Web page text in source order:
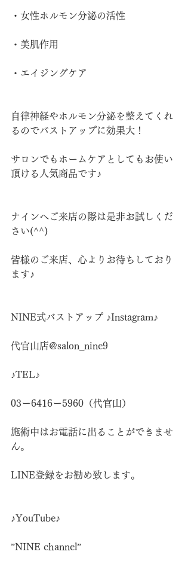
・女性ホルモン分泌の活性
・美肌作用
・エイジングケア
自律神経やホルモン分泌を整えてくれ
るのでバストアップに効果大！
サロンでもホームケアとしてもお使い
頂ける人気商品です♪
ナインへご来店の際は是非お試しくだ
さい(^^)
皆様のご来店、心よりお待ちしており
ます♪
NINE式バストアップ ♪Instagram♪
代官山店@salon_nine9
♪TEL♪
03ー6416ー5960（代官山）
施術中はお電話に出ることができませ
ん。
LINE登録をお勧め致します。
♪YouTube♪
”NINE channel”